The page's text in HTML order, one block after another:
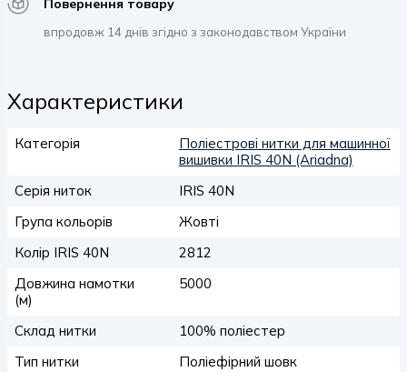
Повернення товару
впродовж 14 днів згідно з законодавством України
Характеристики
Категорія
Поліестрові нитки для машинної
вишивки IRIS 40N (Ariadna)
Серія ниток
IRIS 40N
Група кольорів
Жовті
Колір IRIS 40N
2812
Довжина намотки
(м)
5000
Склад нитки
100% поліестер
Тип нитки
Поліефірний шовк